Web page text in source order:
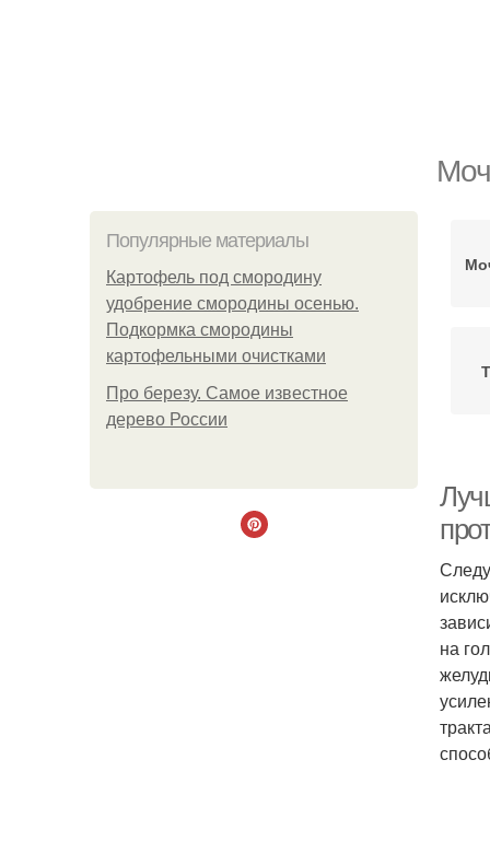
Популярные материалы
Картофель под смородину
удобрение смородины осенью.
Подкормка смородины
картофельными очистками
Про березу. Самое известное
дерево России
на